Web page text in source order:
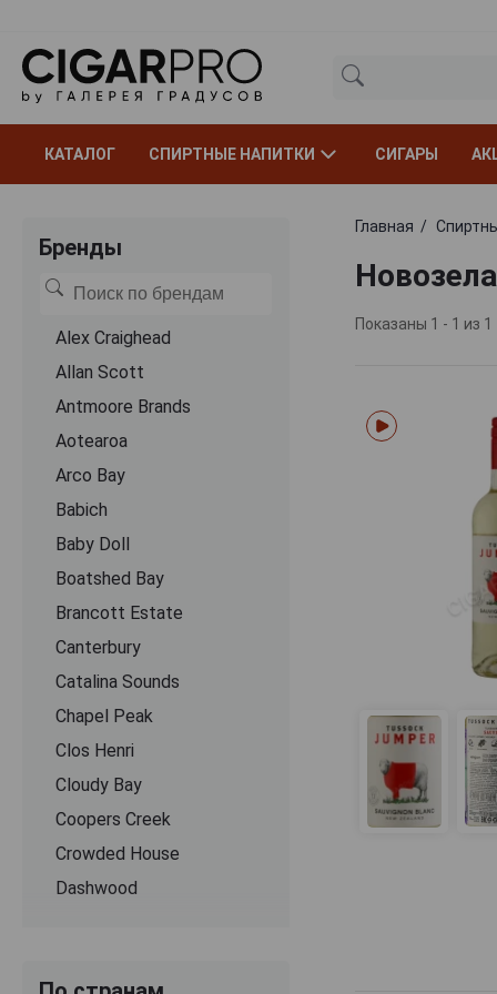
КАТАЛОГ СПИРТНЫЕ НАПИТКИ СИГАРЫ
Бренды
Alex Craighead
Allan Scott
Antmoore Brands
Aotearoa
Arco Bay
Babich
Baby Doll
Boatshed Bay
Brancott Estate
Canterbury
Catalina Sounds
Chapel Peak
Clos Henri
Cloudy Bay
Coopers Creek
Crowded House
Dashwood
Главная
Показаны 1 - 1 из 1